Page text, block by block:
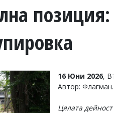
16 Юни 2026,
Автор:
Цялата